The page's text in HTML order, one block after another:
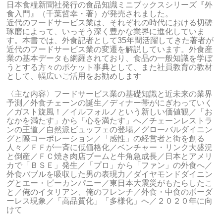
日本食糧新聞社発行の食品知識ミニブックスシリーズ『外
食入門』（千葉哲幸・著）が発売されました。
近代のフードサービス業は、それぞれの時代における切磋
琢磨によって、いっそう深く豊かな業界に進化していま
す。本書では、外食記者として35年間活躍してきた著者が
近代のフードサービス業の変遷を解説しています。外食産
業の基本データも網羅されており、食品の一般知識を学ぼ
うとする方々のポケット事典として、また社員教育の教材
として、幅広いご活用をお勧めします
〈主な内容〉フードサービス業の基礎知識と近未来の業界
予測／外食チェーンの誕生／ディナー帯がにぎわっていく
／ガスト旋風！／イルフォルノという新しい価値観／「お
なかを満たす」から「心を満たす」へ／チェーンレストラ
ンの王道／自然派ビュッフェの登場／グローバルダイニン
グと際コーポレーション／「感性」の経営者と街を創る
人々／ＦＦが一斉に低価格化／ベンチャー・リンク大盛況
と倒産／ＦＣ焼き肉店ブームと牛角急成長／日本とアメリ
カで「ＢＳＥ」発生／「プロ」から「ファン」の外食へ／
外食バブルを吸収した男の表現力／ダイヤモンドダイニン
グとエー・ピーカンパニー／東日本大震災がもたらしたこ
と／俺のイタリアン、俺のフレンチ／外食・中食のボーダ
ーレス現象／「高品質化」「多様化」へ／２０２０年に向
けて